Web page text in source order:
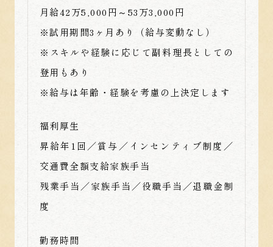
月給42万5,000円～53万3,000円
※試用期間3ヶ月あり（給与変動なし）
※スキルや経験に応じて副料理長としての
登用もあり
※給与は年齢・経験を考慮の上決定します
福利厚生
昇給年1回／賞与／インセンティブ制度／
交通費全額支給家族手当
残業手当／家族手当／役職手当／退職金制
度
勤務時間